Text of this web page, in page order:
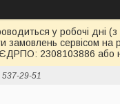
у робочі дні
сервісом
2308103886 або
29-51